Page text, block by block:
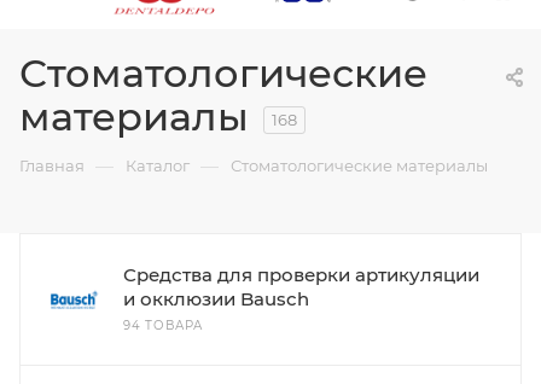
Стоматологические
материалы
168
Главная — Каталог — Стоматологические материалы
Средства для проверки артикуляции
и окклюзии Bausch
94 ТОВАРА